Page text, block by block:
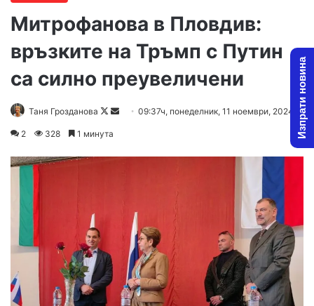
Митрофанова в Пловдив:
връзките на Тръмп с Путин
са силно преувеличени
Таня Грозданова
Follow
Send09:37ч, понеделник, 11 ноември, 2024
2 328 1 минута Изпрати новина